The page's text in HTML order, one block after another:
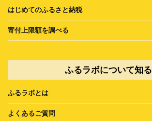
はじめてのふるさと納税
寄付上限額を調べる
ふるラボについて知る
ふるラボとは
よくあるご質問